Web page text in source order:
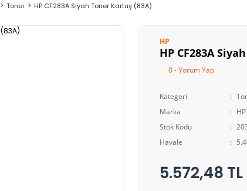
Toner HP CF283A Siyah Toner Kartuş (83A)
HP
HP CF283A
0 - Yorum Yap
Kategori
Marka
HP
Stok Kodu
Havale
5.572,48 TL